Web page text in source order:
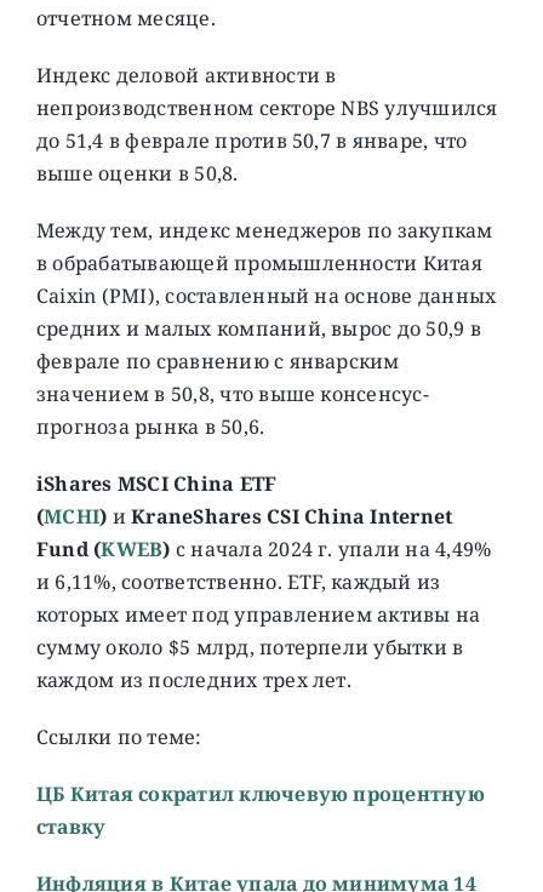
отчетном месяце.
Индекс деловой активности в
непроизводственном секторе NBS улучшился
до 51,4 в феврале против 50,7 в январе, что
выше оценки в 50,8.
Между тем, индекс менеджеров по закупкам
в обрабатывающей промышленности Китая
Caixin (PMI), составленный на основе данных
средних и малых компаний, вырос до 50,9 в
феврале по сравнению с январским
значением в 50,8, что выше консенсус-
прогноза рынка в 50,6.
iShares MSCI China ETF
(MCHI) иKraneShares CSI China Internet
Fund (KWEB) c начала 2024 г. упали на 4,49%
и 6,11%, соответственно. ETF, каждый из
которых имеет под управлением активы на
сумму около $5 млрд, потерпели убытки в
каждом из последних трех лет.
Ссылки по теме:
ЦБ Китая сократил ключевую процентную
ставку
Инфляция в Китае упала до минимума 14